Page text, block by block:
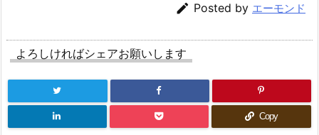
 Posted by エーモンド
よろしければシェアお願いします
Copy